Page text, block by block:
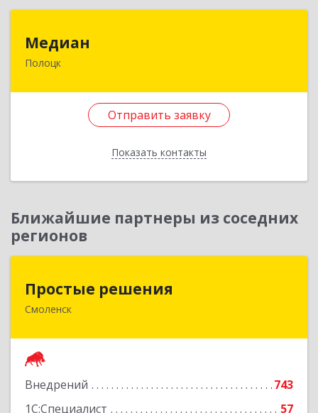
Медиан
Полоцк
Отправить заявку
Показать контакты
Отправить заявку
Назад
Ближайшие партнеры из соседних
регионов
Простые решения
Смоленск
Внедрений
743
1С:Специалист
57
214015, Смоленская обл, Смоленск г, Большая